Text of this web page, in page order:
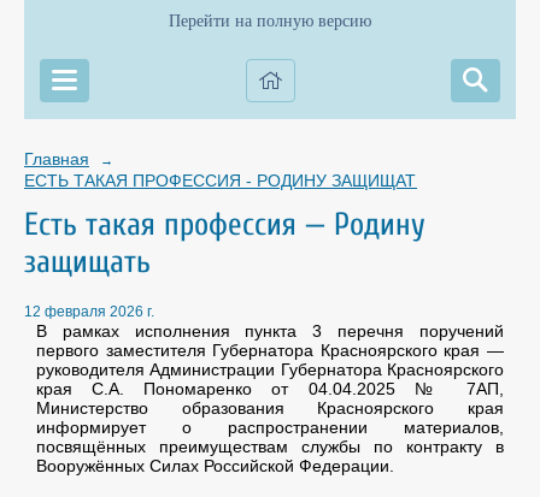
Перейти на полную версию
Главная →
ЕСТЬ ТАКАЯ ПРОФЕССИЯ - РОДИНУ ЗАЩИЩАТЬ
Есть такая профессия — Родину
защищать
12 февраля 2026 г.
В рамках исполнения пункта 3 перечня поручений
первого заместителя Губернатора Красноярского края —
руководителя Администрации Губернатора Красноярского
края С.А. Пономаренко от 04.04.2025 № 7АП,
Министерство образования Красноярского края
информирует о распространении материалов,
посвящённых преимуществам службы по контракту в
Вооружённых Силах Российской Федерации.